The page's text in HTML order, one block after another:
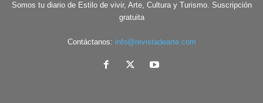
Somos tu diario de Estilo de vivir, Arte, Cultura y Turismo. Suscripción
gratuita
Contáctanos: info@revistadearte.com